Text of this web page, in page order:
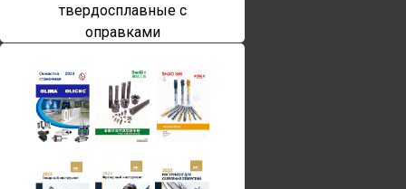
твердосплавные с
оправками